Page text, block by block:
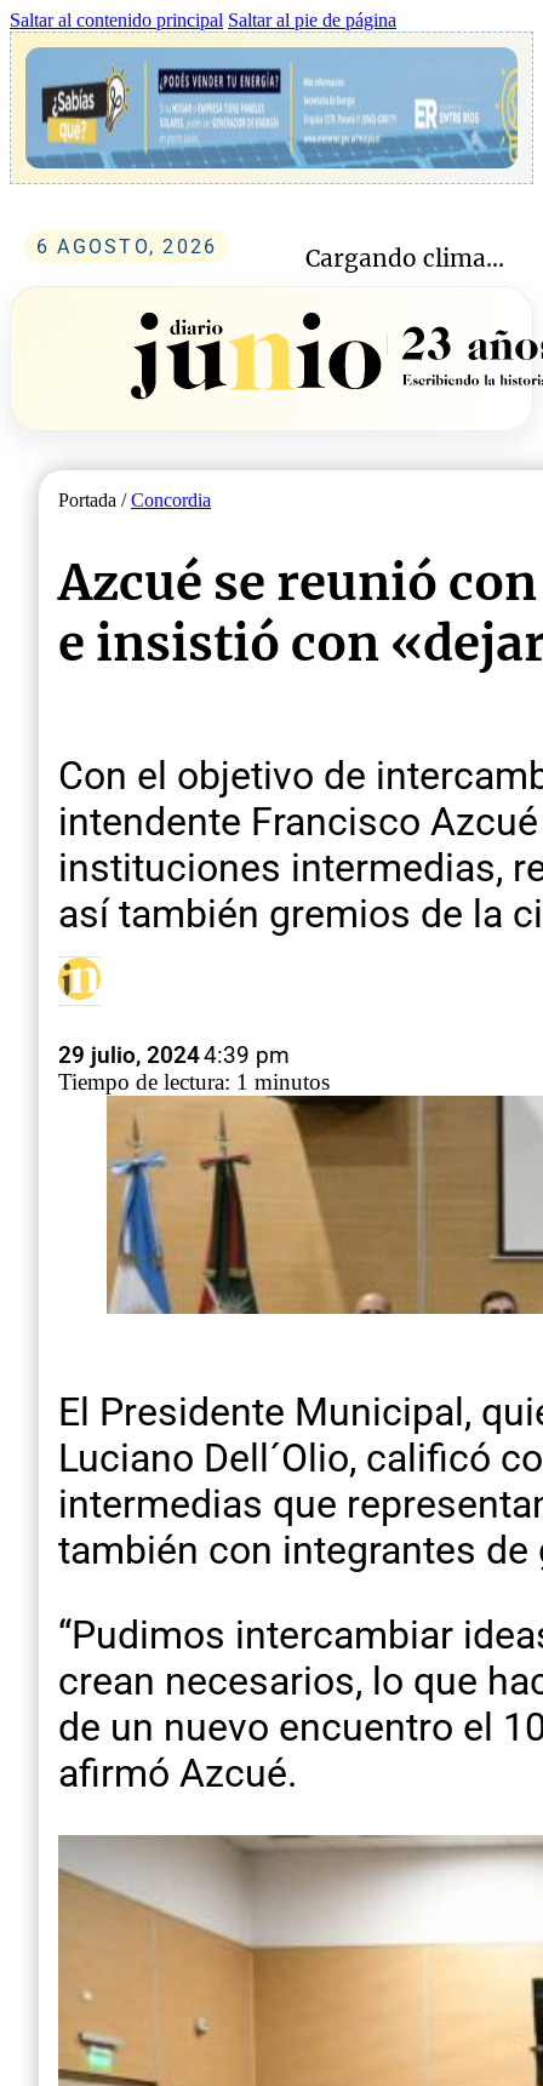
Saltar al contenido principal Saltar al pie de página
6 AGOSTO, 2026 Cargando clima...
Portada /Concordia
Azcué se reunió
e insistió con
Con el objetivo de
intendente Francisco
instituciones intermedias,
así también gremios de la
29 julio, 20244:39 pm
Tiempo de lectura: 1 minutos
El Presidente Municipal,
Luciano Dell´Olio, calificó
intermedias que
también con integrantes de
“Pudimos intercambiar
crean necesarios, lo que
de un nuevo encuentro el
afirmó Azcué.